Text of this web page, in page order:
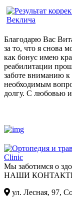
Благодарю Вас
за то, что я снова
как бонус имею
реабилитации
заботе вниманию
необходимым
долгу. С любовью
Мы заботимся о
НАШИ
ул. Лесная, 97,